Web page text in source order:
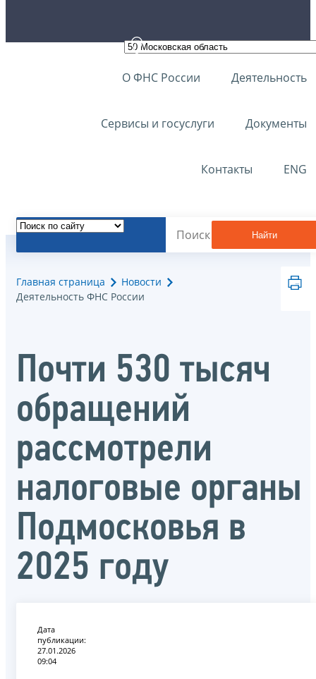
О ФНС России Деятельность
Сервисы и госуслуги Документы
Контакты ENG
Найти
Главная страница
Новости
Деятельность ФНС России
Почти 530 тысяч
обращений
рассмотрели
налоговые органы
Подмосковья в
2025 году
Дата
публикации:
27.01.2026
09:04